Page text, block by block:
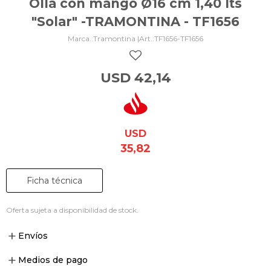
Olla con mango Ø16 cm 1,40 lts
"Solar" -TRAMONTINA - TF1656
Tramontina | TF1656-TF1656
USD 42,14
USD
35,82
Ficha técnica
Oferta sujeta a disponibilidad de stock.
Envíos
Medios de pago